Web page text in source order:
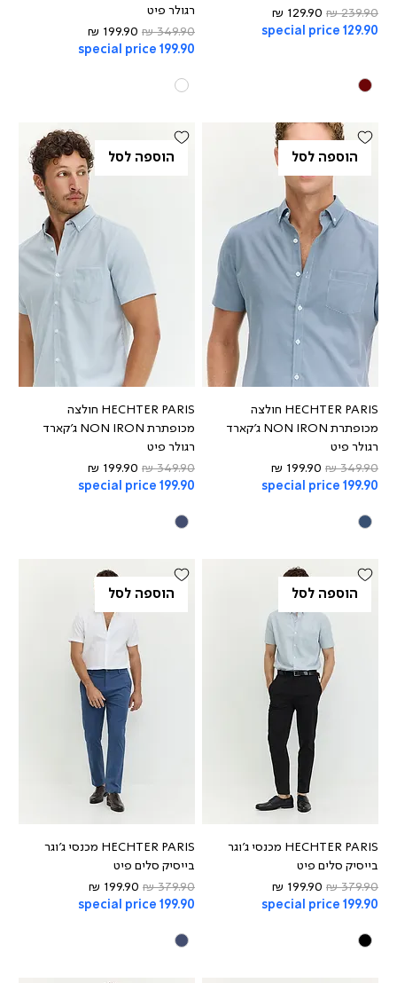
מחיר רגיל
מחיר מבצע
special price 129.90
רגולר פיט
מחיר רגיל
מחיר מבצע
special price 199.90
הוספה לסל
HECHTER PARIS חולצה
מכופתרת NON IRON ג'קארד
רגולר פיט
מחיר רגיל
מחיר מבצע
special price 199.90
הוספה לסל
HECHTER PARIS חולצה
מכופתרת NON IRON ג'קארד
רגולר פיט
מחיר רגיל
מחיר מבצע
special price 199.90
הוספה לסל
HECHTER PARIS מכנסי ג'וגר
בייסיק סלים פיט
מחיר רגיל
מחיר מבצע
special price 199.90
הוספה לסל
HECHTER PARIS מכנסי ג'וגר
בייסיק סלים פיט
מחיר רגיל
מחיר מבצע
special price 199.90